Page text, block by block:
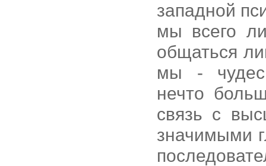
западной
мы всего
общаться
мы -
нечто
связь с
значимыми